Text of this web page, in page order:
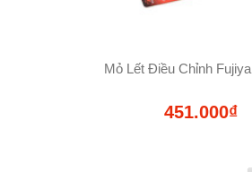
Mỏ Lết Điều Chỉnh
451.000₫